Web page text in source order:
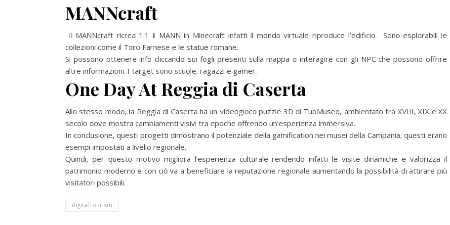
MANNcraft
Il MANNcraft ricrea 1:1 il MANN in Minecraft infatti il mondo virtuale riproduce l’edificio. Sono esplorabili le
collezioni come il Toro Farnese e le statue romane.
Si possono ottenere info cliccando sui fogli presenti sulla mappa o interagire con gli NPC che possono offrire
altre informazioni. I target sono scuole, ragazzi e gamer.
One Day At Reggia di Caserta
Allo stesso modo, la Reggia di Caserta ha un videogioco puzzle 3D di TuoMuseo, ambientato tra XVIII, XIX e XX
secolo dove mostra cambiamenti visivi tra epoche offrendo un’esperienza immersiva.
In conclusione, questi progetti dimostrano il potenziale della gamification nei musei della Campania, questi erano
esempi impostati a livello regionale.
Quindi, per questo motivo migliora l’esperienza culturale rendendo infatti le visite dinamiche e valorizza il
patrimonio moderno e con ciò va a beneficiare la reputazione regionale aumentando la possibilità di attirare più
visitatori possibili.
digital tourism